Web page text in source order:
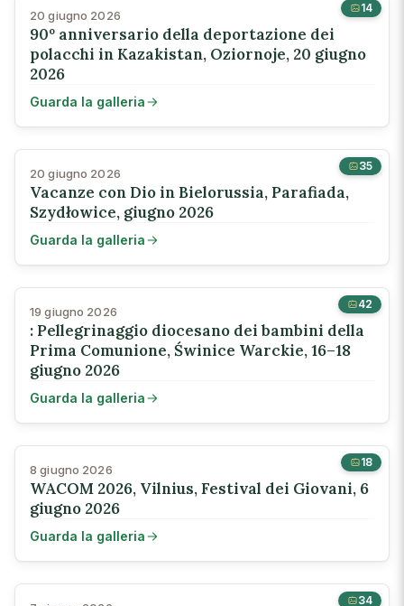
14
20 giugno 2026
90º anniversario della deportazione dei
polacchi in Kazakistan, Oziornoje, 20 giugno
2026
Guarda la galleria
35
20 giugno 2026
Vacanze con Dio in Bielorussia, Parafiada,
Szydłowice, giugno 2026
Guarda la galleria
42
19 giugno 2026
: Pellegrinaggio diocesano dei bambini della
Prima Comunione, Świnice Warckie, 16–18
giugno 2026
Guarda la galleria
18
8 giugno 2026
WACOM 2026, Vilnius, Festival dei Giovani, 6
giugno 2026
Guarda la galleria
34